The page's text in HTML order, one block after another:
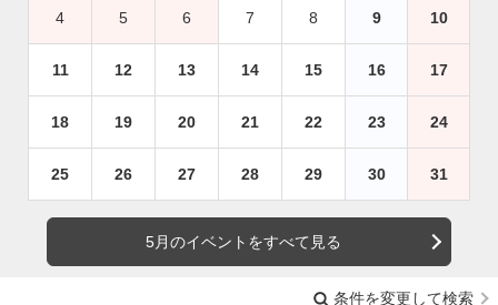
4 5 6 7 8 9 10
11 12 13 14 15 16 17
18 19 20 21 22 23 24
25 26 27 28 29 30 31
5月のイベントをすべて見る
条件を変更して検索